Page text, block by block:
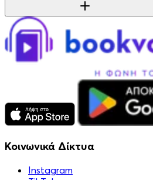
Κοινωνικά Δίκτυα
Instagram